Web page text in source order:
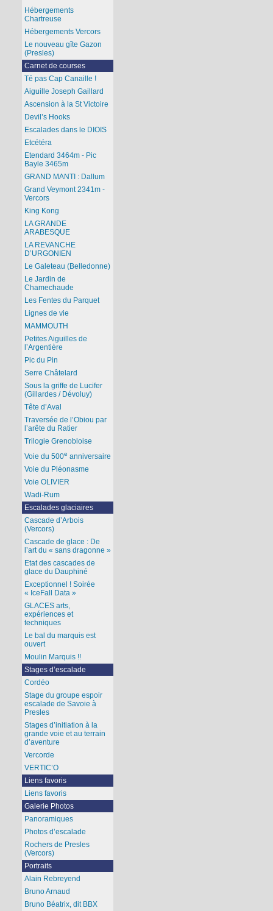
Hébergements
Chartreuse
Hébergements Vercors
Le nouveau gîte Gazon
(Presles)
Carnet de courses
Té pas Cap Canaille !
Aiguille Joseph Gaillard
Ascension à la St Victoire
Devil’s Hooks
Escalades dans le DIOIS
Etcétéra
Etendard 3464m - Pic
Bayle 3465m
GRAND MANTI : Dallum
Grand Veymont 2341m -
Vercors
King Kong
LA GRANDE
ARABESQUE
LA REVANCHE
D’URGONIEN
Le Galeteau (Belledonne)
Le Jardin de
Chamechaude
Les Fentes du Parquet
Lignes de vie
MAMMOUTH
Petites Aiguilles de
l’Argentière
Pic du Pin
Serre Châtelard
Sous la griffe de Lucifer
(Gillardes / Dévoluy)
Tête d’Aval
Traversée de l’Obiou par
l’arête du Ratier
Trilogie Grenobloise
Voie du 500e anniversaire
Voie du Pléonasme
Voie OLIVIER
Wadi-Rum
Escalades glaciaires
Cascade d’Arbois
(Vercors)
Cascade de glace : De
l’art du « sans dragonne »
Etat des cascades de
glace du Dauphiné
Exceptionnel ! Soirée
« IceFall Data »
GLACES arts,
expériences et
techniques
Le bal du marquis est
ouvert
Moulin Marquis !!
Stages d’escalade
Cordéo
Stage du groupe espoir
escalade de Savoie à
Presles
Stages d’initiation à la
grande voie et au terrain
d’aventure
Vercorde
VERTIC’O
Liens favoris
Liens favoris
Galerie Photos
Panoramiques
Photos d’escalade
Rochers de Presles
(Vercors)
Portraits
Alain Rebreyend
Bruno Arnaud
Bruno Béatrix, dit BBX